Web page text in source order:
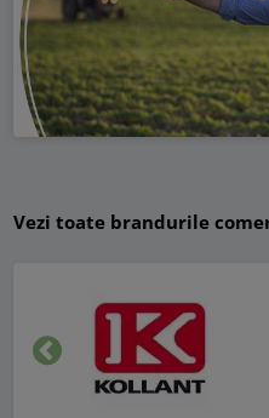
Vezi toate brandurile
Inapoi